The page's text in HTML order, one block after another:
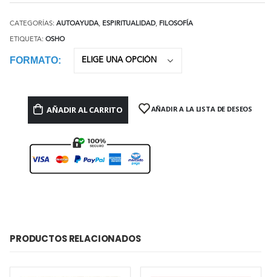
CATEGORÍAS: AUTOAYUDA, ESPIRITUALIDAD, FILOSOFÍA
ETIQUETA: OSHO
FORMATO
AÑADIR AL CARRITO AÑADIR A LA LISTA DE DESEOS
PRODUCTOS RELACIONADOS